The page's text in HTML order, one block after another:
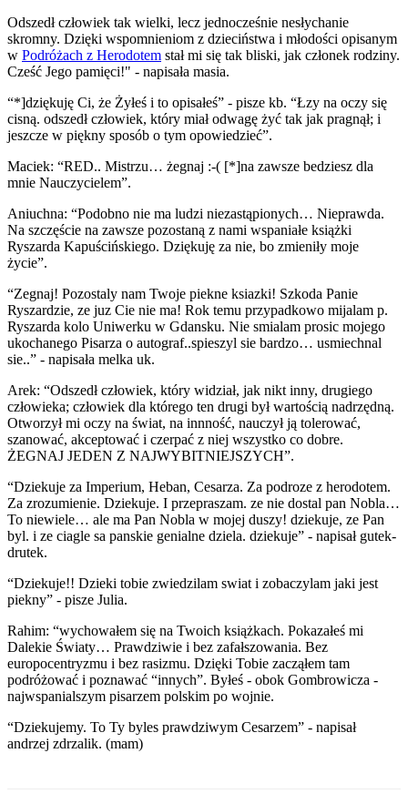
Odszedł człowiek tak wielki, lecz jednocześnie nesłychanie
skromny. Dzięki wspomnieniom z dzieciństwa i młodości opisanym
w Podróżach z Herodotem stał mi się tak bliski, jak członek rodziny.
Cześć Jego pamięci!" - napisała masia.
“*]dziękuję Ci, że Żyłeś i to opisałeś” - pisze kb. “Łzy na oczy się
cisną. odszedł człowiek, który miał odwagę żyć tak jak pragnął; i
jeszcze w piękny sposób o tym opowiedzieć”.
Maciek: “RED.. Mistrzu… żegnaj :-( [*]na zawsze bedziesz dla
mnie Nauczycielem”.
Aniuchna: “Podobno nie ma ludzi niezastąpionych… Nieprawda.
Na szczęście na zawsze pozostaną z nami wspaniałe książki
Ryszarda Kapuścińskiego. Dziękuję za nie, bo zmieniły moje
życie”.
“Zegnaj! Pozostaly nam Twoje piekne ksiazki! Szkoda Panie
Ryszardzie, ze juz Cie nie ma! Rok temu przypadkowo mijalam p.
Ryszarda kolo Uniwerku w Gdansku. Nie smialam prosic mojego
ukochanego Pisarza o autograf..spieszyl sie bardzo… usmiechnal
sie..” - napisała melka uk.
Arek: “Odszedł człowiek, który widział, jak nikt inny, drugiego
człowieka; człowiek dla którego ten drugi był wartością nadrzędną.
Otworzył mi oczy na świat, na innność, nauczył ją tolerować,
szanować, akceptować i czerpać z niej wszystko co dobre.
ŻEGNAJ JEDEN Z NAJWYBITNIEJSZYCH”.
“Dziekuje za Imperium, Heban, Cesarza. Za podroze z herodotem.
Za zrozumienie. Dziekuje. I przepraszam. ze nie dostal pan Nobla…
To niewiele… ale ma Pan Nobla w mojej duszy! dziekuje, ze Pan
byl. i ze ciagle sa panskie genialne dziela. dziekuje” - napisał gutek-
drutek.
“Dziekuje!! Dzieki tobie zwiedzilam swiat i zobaczylam jaki jest
piekny” - pisze Julia.
Rahim: “wychowałem się na Twoich książkach. Pokazałeś mi
Dalekie Światy… Prawdziwie i bez zafałszowania. Bez
europocentryzmu i bez rasizmu. Dzięki Tobie zacząłem tam
podróżować i poznawać “innych”. Byłeś - obok Gombrowicza -
najwspanialszym pisarzem polskim po wojnie.
“Dziekujemy. To Ty byles prawdziwym Cesarzem” - napisał
andrzej zdrzalik. (mam)